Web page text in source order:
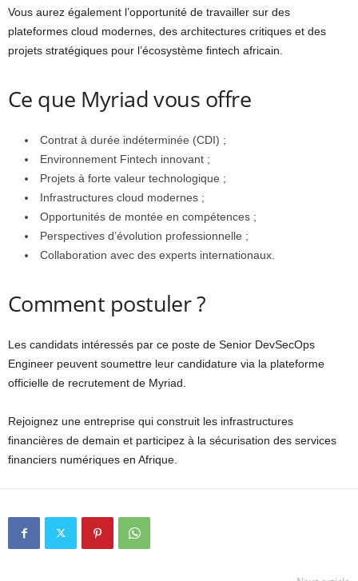
Vous aurez également l’opportunité de travailler sur des
plateformes cloud modernes, des architectures critiques et des
projets stratégiques pour l’écosystème fintech africain.
Ce que Myriad vous offre
Contrat à durée indéterminée (CDI) ;
Environnement Fintech innovant ;
Projets à forte valeur technologique ;
Infrastructures cloud modernes ;
Opportunités de montée en compétences ;
Perspectives d’évolution professionnelle ;
Collaboration avec des experts internationaux.
Comment postuler ?
Les candidats intéressés par ce poste de Senior DevSecOps
Engineer peuvent soumettre leur candidature via la plateforme
officielle de recrutement de Myriad.
Rejoignez une entreprise qui construit les infrastructures
financières de demain et participez à la sécurisation des services
financiers numériques en Afrique.